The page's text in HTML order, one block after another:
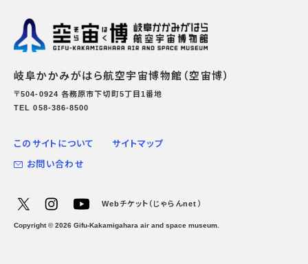
岐阜かかみがはら航空宇宙博物館（空宙博）
〒504-0924 各務原市下切町5丁目1番地
TEL 058-386-8500
このサイトについて
サイトマップ
お問い合わせ
Webチケット（じゃらんnet）
Copyright ©2026 Gifu-Kakamigahara air and space museum.